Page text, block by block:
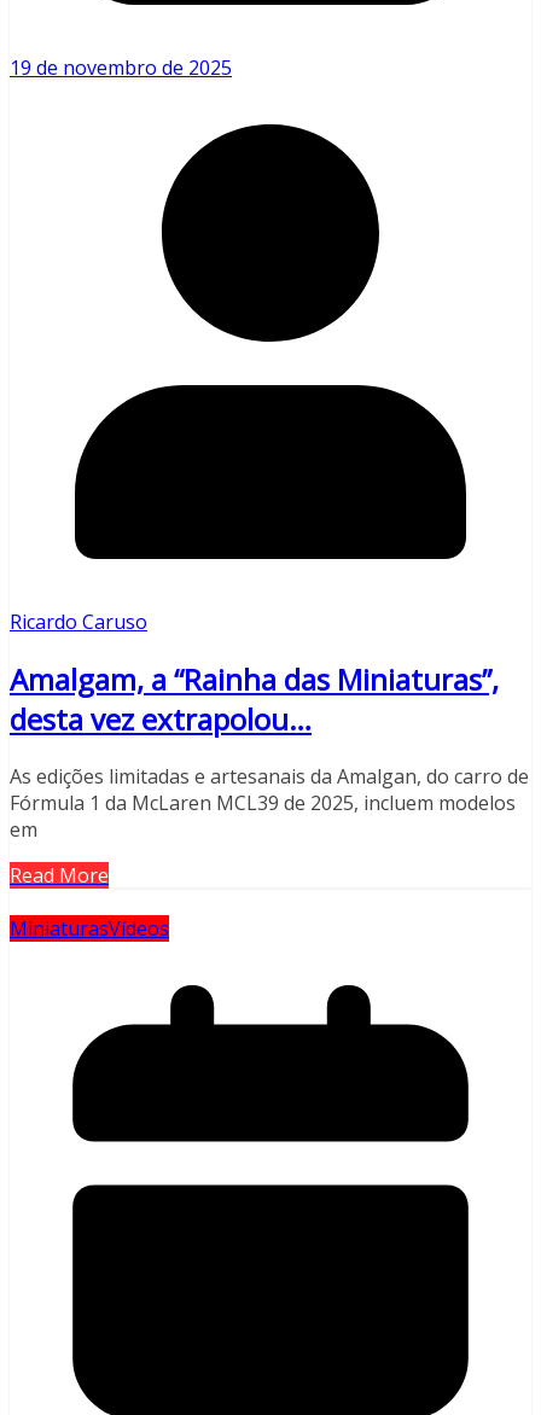
19 de novembro de 2025
Ricardo Caruso
Amalgam, a “Rainha das Miniaturas”,
desta vez extrapolou…
As edições limitadas e artesanais da Amalgan, do carro de
Fórmula 1 da McLaren MCL39 de 2025, incluem modelos
em
Read More
MiniaturasVídeos